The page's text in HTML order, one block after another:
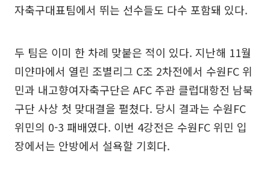
자축구대표팀에서 뛰는 선수들도 다수 포함돼 있다.
두 팀은 이미 한 차례 맞붙은 적이 있다. 지난해 11월
미얀마에서 열린 조별리그 C조 2차전에서 수원FC 위
민과 내고향여자축구단은 AFC 주관 클럽대항전 남북
구단 사상 첫 맞대결을 펼쳤다. 당시 결과는 수원FC
위민의 0-3 패배였다. 이번 4강전은 수원FC 위민 입
장에서는 안방에서 설욕할 기회다.